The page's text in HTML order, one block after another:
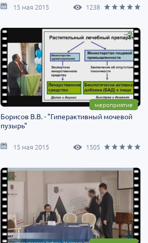
15 мая 2015 1238
мероприятие
Борисов В.В. - "Гиперактивный мочевой
пузырь"
15 мая 2015 1505